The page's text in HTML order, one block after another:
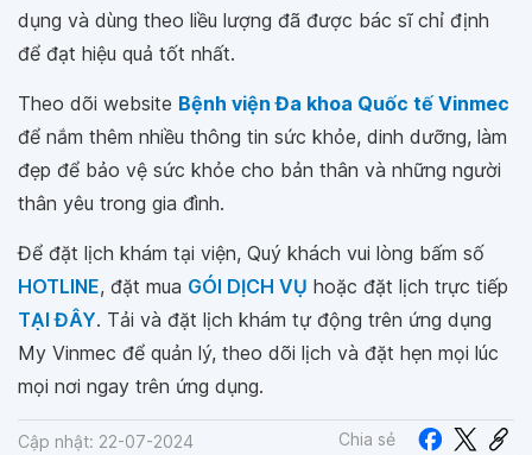
dụng và dùng theo liều lượng đã được bác sĩ chỉ định
để đạt hiệu quả tốt nhất.
Theo dõi website Bệnh viện Đa khoa Quốc tế Vinmec
để nắm thêm nhiều thông tin sức khỏe, dinh dưỡng, làm
đẹp để bảo vệ sức khỏe cho bản thân và những người
thân yêu trong gia đình.
Để đặt lịch khám tại viện, Quý khách vui lòng bấm số
HOTLINE, đặt mua GÓI DỊCH VỤ hoặc đặt lịch trực tiếp
TẠI ĐÂY. Tải và đặt lịch khám tự động trên ứng dụng
My Vinmec để quản lý, theo dõi lịch và đặt hẹn mọi lúc
mọi nơi ngay trên ứng dụng.
Cập nhật: 22-07-2024 Chia sẻ